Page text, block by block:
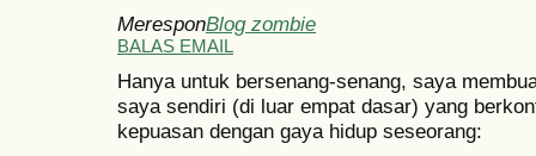
MeresponBlog zombie
BALAS EMAIL
Hanya untuk bersenang-senang, saya
saya sendiri (di luar empat dasar) yang
kepuasan dengan gaya hidup seseorang: